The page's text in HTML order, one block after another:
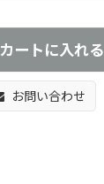
カートに入れる
お問い合わせ